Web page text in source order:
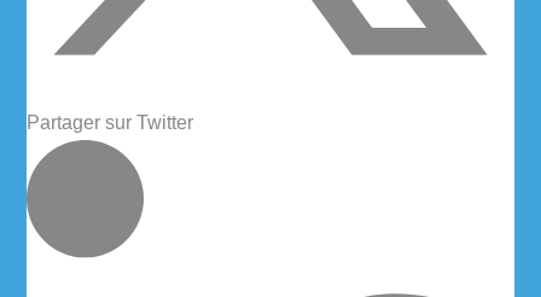
Partager sur Twitter